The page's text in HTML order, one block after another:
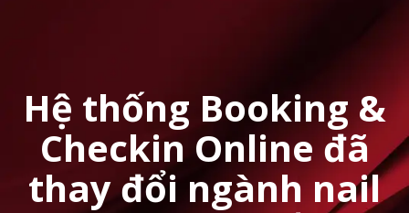
Hệ thống Booking &
Checkin Online đã
thay đổi ngành nail